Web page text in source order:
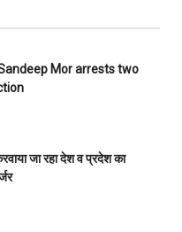
Mor arrests two
जा रहा देश व प्रदेश का